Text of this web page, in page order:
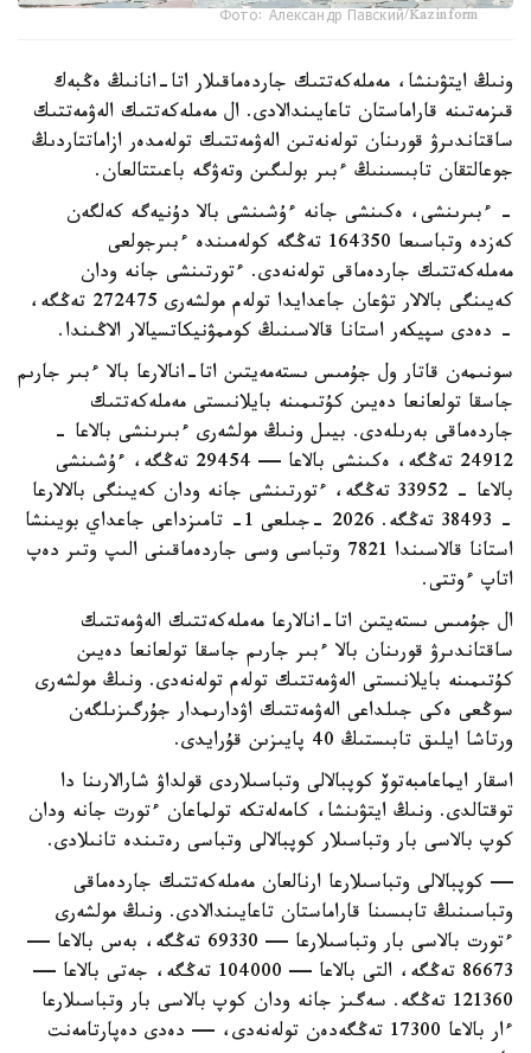
Фото: Александр Павский/Kazinform
ونىڭ ايتۋىنشا، مەملەكەتتىك جاردەماقىلار اتا-انانىڭ ەڭبەك
قىزمەتىنە قاراماستان تاعايىندالادى. ال مەملەكەتتىك الەۋمەتتىك
ساقتاندىرۋ قورىنان تولەنەتىن الەۋمەتتىك تولەمدەر ازاماتتاردىڭ
جوعالتقان تابىسىنىڭ ءبىر بولىگىن وتەۋگە باعىتتالعان.
- ءبىرىنشى، ەكىنشى جانە ءۇشىنشى بالا دۇنيەگە كەلگەن
كەزدە وتباسىعا 164350 تەڭگە كولەمىندە ءبىرجولعى
مەملەكەتتىك جاردەماقى تولەنەدى. ءتورتىنشى جانە ودان
كەيىنگى بالالار تۋعان جاعدايدا تولەم مولشەرى 272475 تەڭگە،
- دەدى سپيكەر استانا قالاسىنىڭ كوممۋنيكاتسيالار الاڭىندا.
سونىمەن قاتار ول جۇمىس ىستەمەيتىن اتا-انالارعا بالا ءبىر جارىم
جاسقا تولعانعا دەيىن كۇتىمىنە بايلانىستى مەملەكەتتىك
جاردەماقى بەرىلەدى. بيىل ونىڭ مولشەرى ءبىرىنشى بالاعا -
24912 تەڭگە، ەكىنشى بالاعا — 29454 تەڭگە، ءۇشىنشى
بالاعا - 33952 تەڭگە، ءتورتىنشى جانە ودان كەيىنگى بالالارعا
- 38493 تەڭگە. 2026 -جىلعى 1- تامىزداعى جاعداي بويىنشا
استانا قالاسىندا 7821 وتباسى وسى جاردەماقىنى الىپ وتىر دەپ
اتاپ ءوتتى.
ال جۇمىس ىستەيتىن اتا-انالارعا مەملەكەتتىك الەۋمەتتىك
ساقتاندىرۋ قورىنان بالا ءبىر جارىم جاسقا تولعانعا دەيىن
كۇتىمىنە بايلانىستى الەۋمەتتىك تولەم تولەنەدى. ونىڭ مولشەرى
سوڭعى ەكى جىلداعى الەۋمەتتىك اۋدارىمدار جۇرگىزىلگەن
ورتاشا ايلىق تابىستىڭ 40 پايىزىن قۇرايدى.
اسقار ايماعامبەتوۆ كوپبالالى وتباسىلاردى قولداۋ شارالارىنا دا
توقتالدى. ونىڭ ايتۋىنشا، كامەلەتكە تولماعان ءتورت جانە ودان
كوپ بالاسى بار وتباسىلار كوپبالالى وتباسى رەتىندە تانىلادى.
— كوپبالالى وتباسىلارعا ارنالعان مەملەكەتتىك جاردەماقى
وتباسىنىڭ تابىسىنا قاراماستان تاعايىندالادى. ونىڭ مولشەرى
ءتورت بالاسى بار وتباسىلارعا — 69330 تەڭگە، بەس بالاعا —
86673 تەڭگە، التى بالاعا — 104000 تەڭگە، جەتى بالاعا —
121360 تەڭگە. سەگىز جانە ودان كوپ بالاسى بار وتباسىلارعا
ءار بالاعا 17300 تەڭگەدەن تولەنەدى، — دەدى دەپارتامەنت